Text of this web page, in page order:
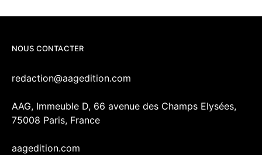
NOUS CONTACTER
redaction@aagedition.com
AAG, Immeuble D, 66 avenue des Champs Elysées,
75008 Paris, France
aagedition.com